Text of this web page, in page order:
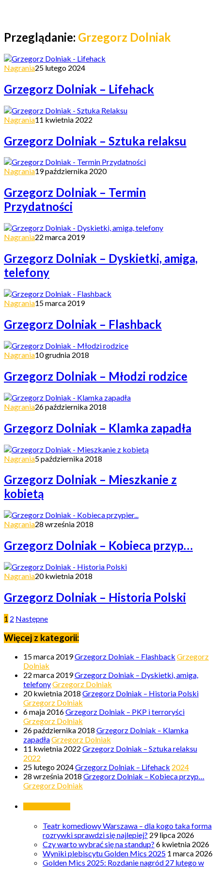
Przeglądanie: Grzegorz Dolniak
Nagrania25 lutego 2024
Grzegorz Dolniak – Lifehack
Nagrania11 kwietnia 2022
Grzegorz Dolniak – Sztuka relaksu
Nagrania19 października 2020
Grzegorz Dolniak – Termin
Przydatności
Nagrania22 marca 2019
Grzegorz Dolniak – Dyskietki, amiga,
telefony
Nagrania15 marca 2019
Grzegorz Dolniak – Flashback
Nagrania10 grudnia 2018
Grzegorz Dolniak – Młodzi rodzice
Nagrania26 października 2018
Grzegorz Dolniak – Klamka zapadła
Nagrania5 października 2018
Grzegorz Dolniak – Mieszkanie z
kobietą
Nagrania28 września 2018
Grzegorz Dolniak – Kobieca przyp…
Nagrania20 kwietnia 2018
Grzegorz Dolniak – Historia Polski
1 2 Następne
Więcej z kategorii:
15 marca 2019Grzegorz Dolniak – Flashback Grzegorz
Dolniak
22 marca 2019Grzegorz Dolniak – Dyskietki, amiga,
telefonyGrzegorz Dolniak
20 kwietnia 2018 Grzegorz Dolniak – Historia Polski
Grzegorz Dolniak
6 maja 2016Grzegorz Dolniak – PKP i terroryści
Grzegorz Dolniak
26 października 2018 Grzegorz Dolniak – Klamka
zapadłaGrzegorz Dolniak
11 kwietnia 2022 Grzegorz Dolniak – Sztuka relaksu
2022
25 lutego 2024Grzegorz Dolniak – Lifehack 2024
28 września 2018 Grzegorz Dolniak – Kobieca przyp…
Grzegorz Dolniak
Teatr komediowy Warszawa – dla kogo taka forma
rozrywki sprawdzi się najlepiej? 29 lipca 2026
Czy warto wybrać się na standup? 6 kwietnia 2026
Wyniki plebiscytu Golden Mics 2025 1 marca 2026
Golden Mics 2025: Rozdanie nagród 27 lutego w